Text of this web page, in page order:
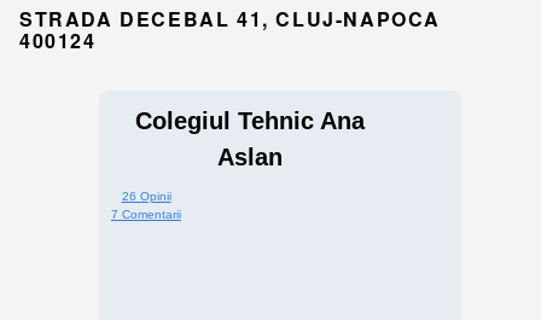
STRADA DECEBAL 41, CLUJ-NAPOCA
400124
Colegiul Tehnic Ana
Aslan
26 Opinii
7 Comentarii